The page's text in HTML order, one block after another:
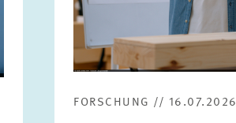
FORSCHUNG // 16.07.2026